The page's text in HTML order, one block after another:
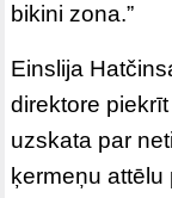
bikini zona.”
Einslija
direktore
uzskata par
ķermeņu